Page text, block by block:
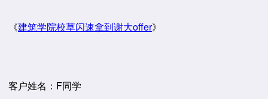
《建筑学院校草闪速拿到谢大offer》
客户姓名：F同学